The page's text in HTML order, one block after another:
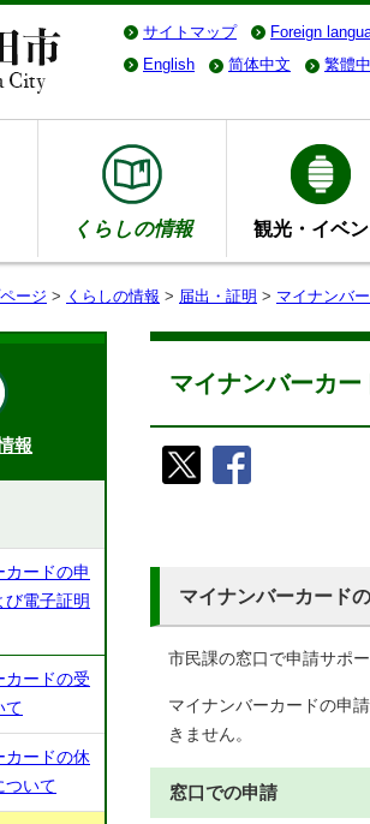
サイトマップ Foreign
English
简体中文 繁體
くらしの情報 観光・イベン
ージ > くらしの情報 > 届出・証明 > マイナンバ
マイナンバーカ
マイナンバーカード
市民課の窓口で申請サポ
マイナンバーカードの申
きません。
窓口での申請
報
カードの申
び電子証明
カードの受
て
カードの休
ついて